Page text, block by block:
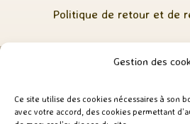
Gestion des
Ce site utilise des cookies nécessaires à son
avec votre accord, des cookies permettant
Politique de retour et de